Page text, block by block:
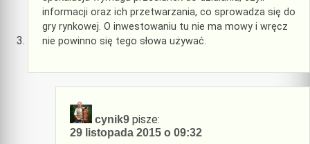
informacji oraz ich przetwarzania, co sprowadza się do
gry rynkowej. O inwestowaniu tu nie ma mowy i wręcz
nie powinno się tego słowa używać.
cynik9 pisze:
29 listopada 2015 o 09:32